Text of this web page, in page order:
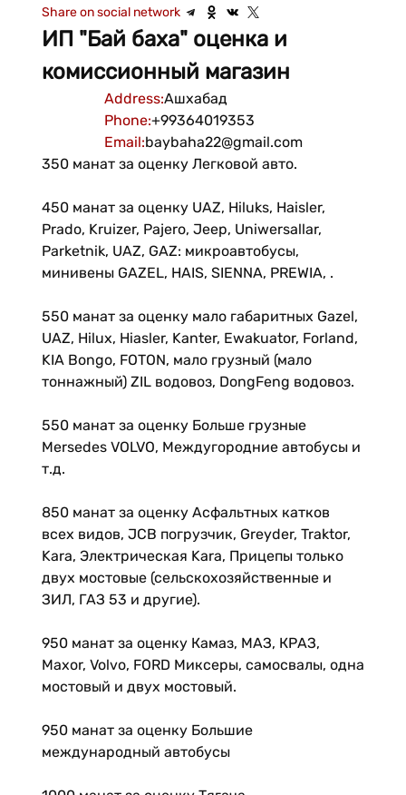
Share on social network
ИП "Бай баха" оценка и
комиссионный магазин
Address:Ашхабад
Phone:+99364019353
Email:baybaha22@gmail.com
350 манат за оценку Легковой авто.
450 манат за оценку UAZ, Hiluks, Haisler,
Prado, Kruizer, Pajero, Jeep, Uniwersallar,
Parketnik, UAZ, GAZ: микроавтобусы,
минивены GAZEL, HAIS, SIENNA, PREWIA, .
550 манат за оценку мало габаритных Gazel,
UAZ, Hilux, Hiasler, Kanter, Ewakuator, Forland,
KIA Bongo, FOTON, мало грузный (мало
тоннажный) ZIL водовоз, DongFeng водовоз.
550 манат за оценку Больше грузные
Mersedes VOLVO, Междугородние автобусы и
т.д.
850 манат за оценку Асфальтных катков
всех видов, JCB погрузчик, Greyder, Traktor,
Kara, Электрическая Kara, Прицепы только
двух мостовые (сельскохозяйственные и
ЗИЛ, ГАЗ 53 и другие).
950 манат за оценку Камаз, МАЗ, КРАЗ,
Maxor, Volvo, FORD Миксеры, самосвалы, одна
мостовый и двух мостовый.
950 манат за оценку Большие
международный автобусы